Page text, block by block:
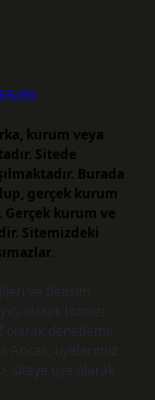
kurum veya
Sitede
Burada
gerçek kurum
Gerçek kurum ve
Sitemizdeki
ve İletişim
olarak hizmet
olarak denetleme
Ancak, üyelerimiz
siteye üye olarak